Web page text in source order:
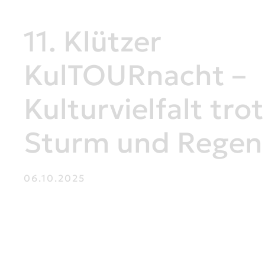
11. Klützer
KulTOURnacht –
Kulturvielfalt
Sturm und Regen
06.10.2025